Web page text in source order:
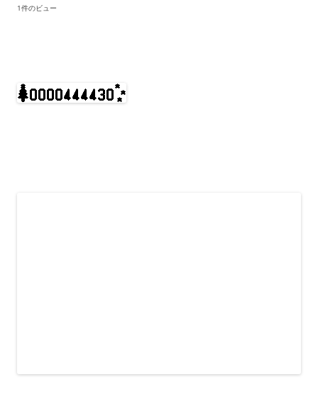
1件のビュー